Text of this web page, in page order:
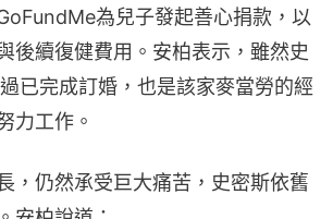
為兒子發起善心捐款，以
後續復健費用。安柏表示，雖然史
已完成訂婚，也是該家麥當勞的經
力工作。
，仍然承受巨大痛苦，史密斯依舊